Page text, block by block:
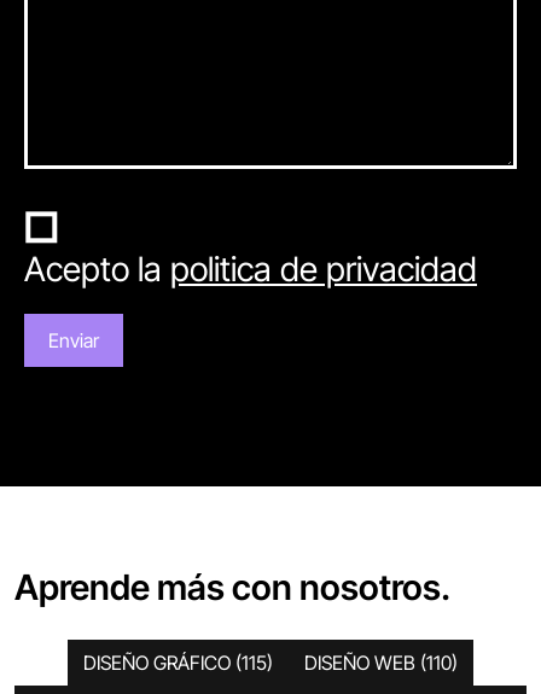
Acepto la politica de privacidad
Aprende más con nosotros.
DISEÑO GRÁFICO (115) DISEÑO WEB (110)